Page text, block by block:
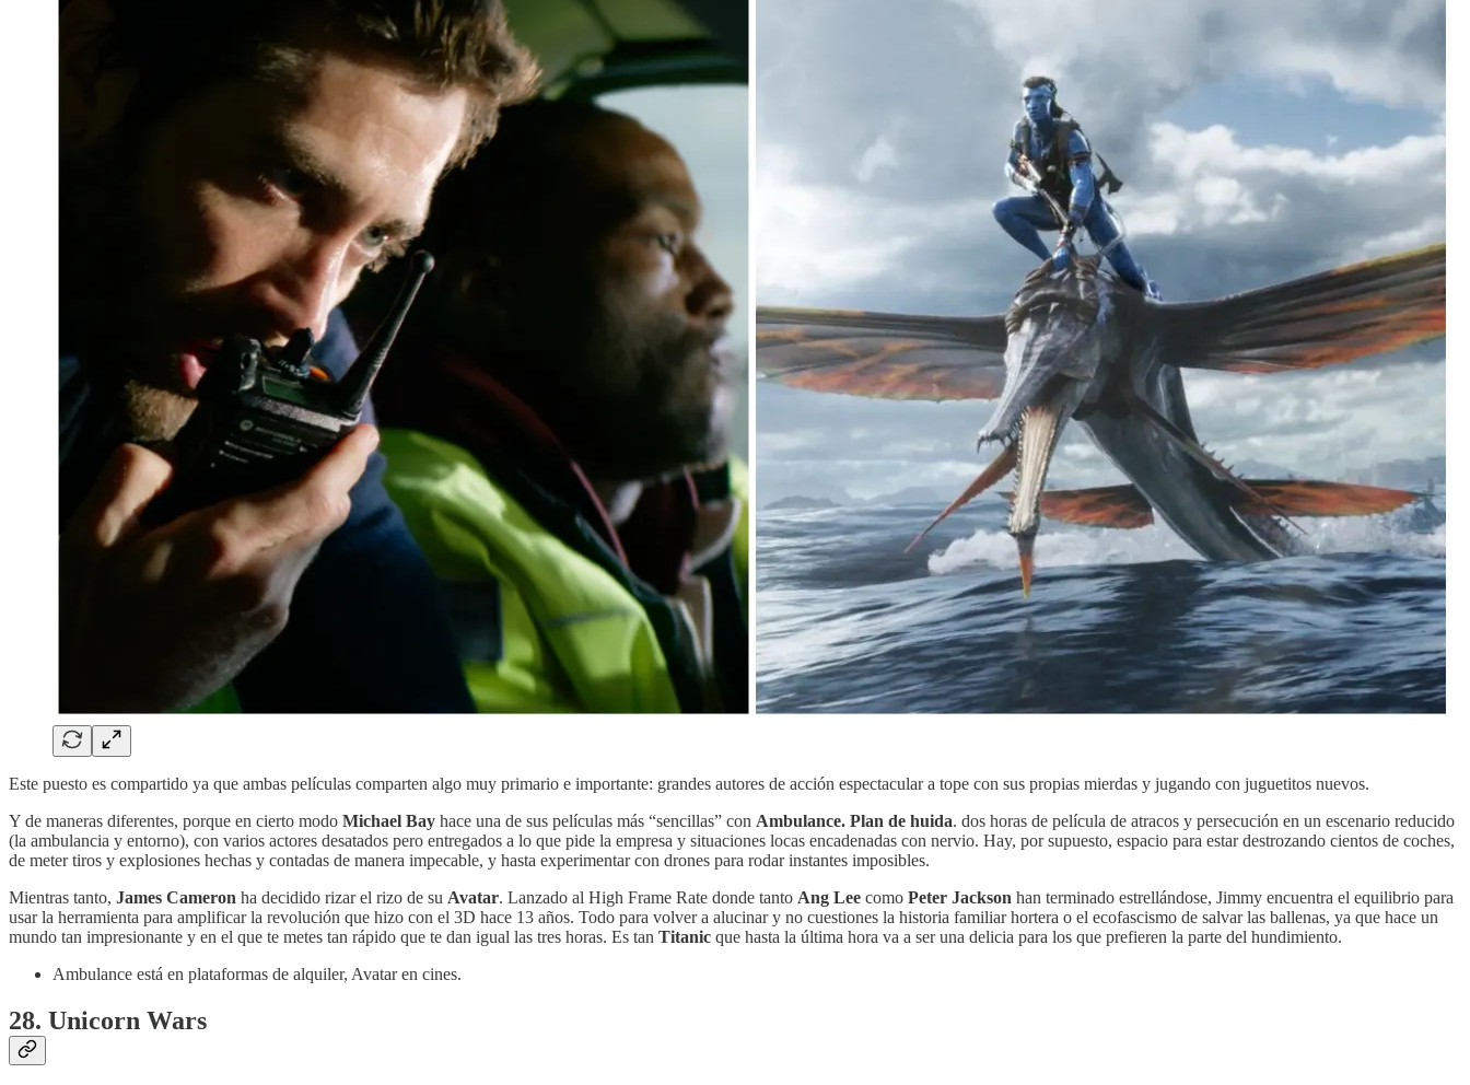
Este puesto es compartido ya que ambas películas comparten algo muy primario e importante: grandes autores de acción espectacular a tope con sus propias mierdas y jugando con juguetitos nuevos.
Y de maneras diferentes, porque en cierto modo Michael Bay hace una de sus películas más “sencillas” con Ambulance. Plan de huida. dos horas de película de atracos y persecución en un escenario reducido
(la ambulancia y entorno), con varios actores desatados pero entregados a lo que pide la empresa y situaciones locas encadenadas con nervio. Hay, por supuesto, espacio para estar destrozando cientos de coches,
de meter tiros y explosiones hechas y contadas de manera impecable, y hasta experimentar con drones para rodar instantes imposibles.
Mientras tanto, James Cameron ha decidido rizar el rizo de su Avatar. Lanzado al High Frame Rate donde tanto Ang Lee como Peter Jackson han terminado estrellándose, Jimmy encuentra el equilibrio para
usar la herramienta para amplificar la revolución que hizo con el 3D hace 13 años. Todo para volver a alucinar y no cuestiones la historia familiar hortera o el ecofascismo de salvar las ballenas, ya que hace un
mundo tan impresionante y en el que te metes tan rápido que te dan igual las tres horas. Es tan Titanic que hasta la última hora va a ser una delicia para los que prefieren la parte del hundimiento.
Ambulance está en plataformas de alquiler, Avatar en cines.
28. Unicorn Wars